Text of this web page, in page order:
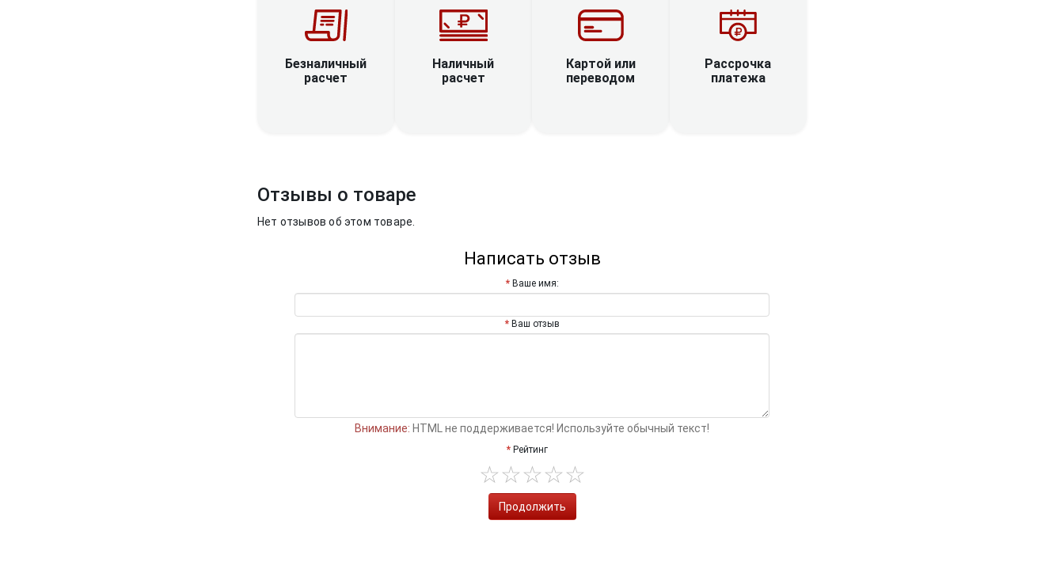
Безналичный
расчет
Наличный
расчет
Картой или
переводом
Рассрочка
платежа
Отзывы о товаре
Нет отзывов об этом товаре.
Написать отзыв
Ваше имя:
Ваш отзыв
Внимание: HTML не поддерживается! Используйте обычный текст!
Рейтинг
Продолжить